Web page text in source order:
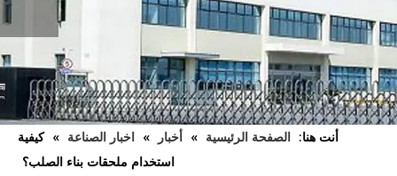
أنت هنا: الصفحة الرئيسية » أخبار » اخبار الصناعة » كيفية
استخدام ملحقات بناء الصلب؟